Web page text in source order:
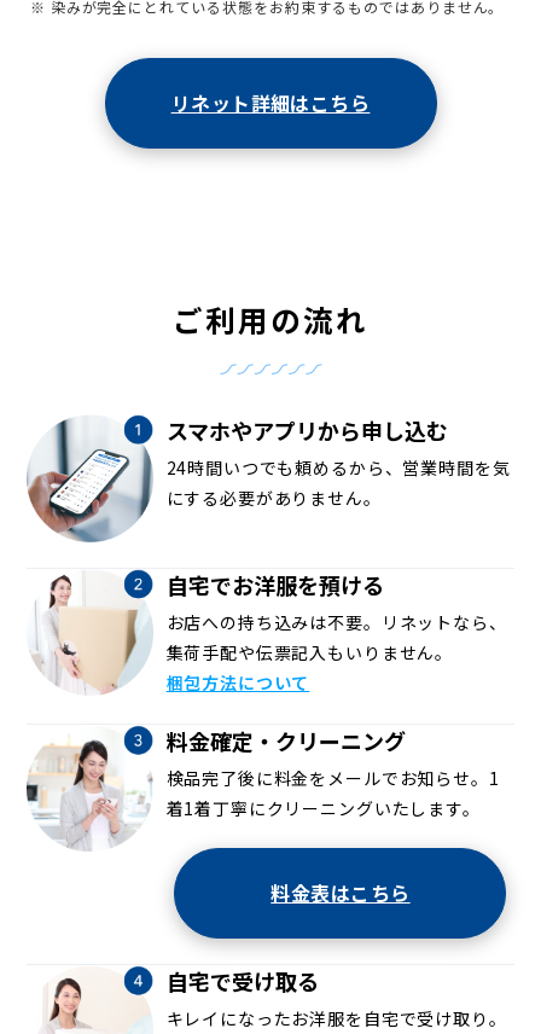
※ 染みが完全にとれている状態をお約束するものではありません。
リネット詳細はこちら
ご利用の流れ
スマホやアプリから申し込む
24時間いつでも頼めるから、営業時間を気
にする必要がありません。
自宅でお洋服を預ける
お店への持ち込みは不要。リネットなら、
集荷手配や伝票記入もいりません。
梱包方法について
料金確定・クリーニング
検品完了後に料金をメールでお知らせ。1
着1着丁寧にクリーニングいたします。
料金表はこちら
自宅で受け取る
キレイになったお洋服を自宅で受け取り。